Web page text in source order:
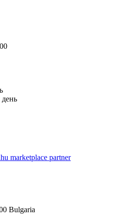
marketplace partner
Bulgaria